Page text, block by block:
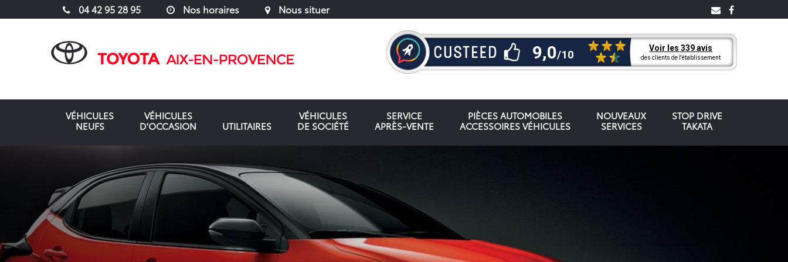
04 42 95 28 95 Nos horaires Nous situer
VÉHICULES
NEUFS
VÉHICULES
D'OCCASION
UTILITAIRES
VÉHICULES
DE SOCIÉTÉ
SERVICE
APRÈS-VENTE
PIÈCES AUTOMOBILES
ACCESSOIRES VÉHICULES
NOUVEAUX
SERVICES
STOP DRIVE
TAKATA